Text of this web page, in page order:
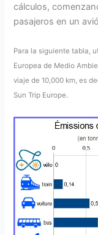
cálculos,
pasajeros en un
Para la siguiente tabla,
Europea de Medio
viaje de 10,000 km, es
Sun Trip Europe.